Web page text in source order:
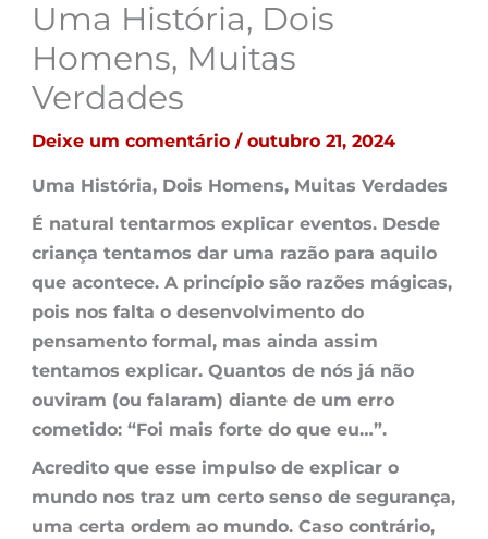
Uma História, Dois
Homens, Muitas
Verdades
Deixe um comentário / outubro 21, 2024
Uma História, Dois Homens, Muitas Verdades
É natural tentarmos explicar eventos. Desde
criança tentamos dar uma razão para aquilo
que acontece. A princípio são razões mágicas,
pois nos falta o desenvolvimento do
pensamento formal, mas ainda assim
tentamos explicar. Quantos de nós já não
ouviram (ou falaram) diante de um erro
cometido: “Foi mais forte do que eu…”.
Acredito que esse impulso de explicar o
mundo nos traz um certo senso de segurança,
uma certa ordem ao mundo. Caso contrário,